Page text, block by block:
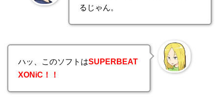
るじゃん。
ハッ、このソフトはSUPERBEAT
XONiC！！